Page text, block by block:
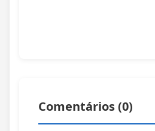
Comentários (0)